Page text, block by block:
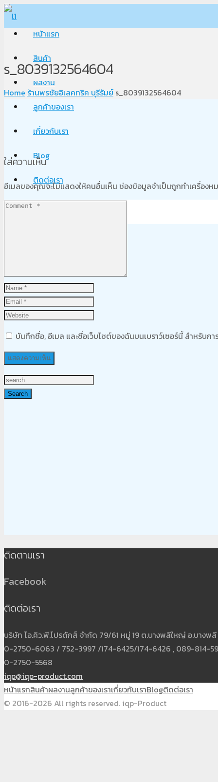
หน้าแรก
สินค้า
ผลงาน
ลูกค้าของเรา
เกี่ยวกับเรา
Blog
ติดต่อเรา
s_8039132564604
Home ร้านพรชัยอิเลคทริค บุรีรัมย์ s_8039132564604
ใส่ความเห็น
อีเมลของคุณจะไม่แสดงให้คนอื่นเห็น ช่องข้อมูลจำเป็นถูกทำเครื่องห
บันทึกชื่อ, อีเมล และชื่อเว็บไซต์ของฉันบนเบราว์เซอร์นี้ สำหรับก
Search
ติดตามเรา
Facebook
ติดต่อเรา
บริษัท ไอ.คิว.พี.โปรดักส์ จำกัด 79/61 หมู่ 19 ต.บางพลีใหญ่ อ.บางพ
0-2750-6063 / 752-3997 /174-6425/174-6426 , 089-814-
0-2750-5568
iqp@iqp-product.com
หน้าแรกสินค้าผลงานลูกค้าของเราเกี่ยวกับเราBlogติดต่อเรา
© 2016-2026 All rights reserved. iqp-Product